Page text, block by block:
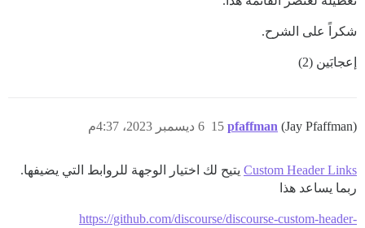
شكراً على الشرح.
إعجابَين (2)
pfaffman (Jay Pfaffman) 6 ديسمبر 2023، 4:37م 15
Custom Header Links يتيح لك اختيار الوجهة للروابط التي يضيفها.
ربما يساعد هذا
https://github.com/discourse/discourse-custom-header-